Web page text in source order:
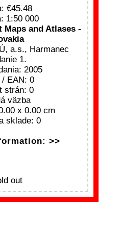
45.48
1:50 000
Maps and Atlases -
a.s., Harmanec
1.
2005
/ EAN: 0
strán: 0
väzba
x 0.00 cm
sklade: 0
>>
out